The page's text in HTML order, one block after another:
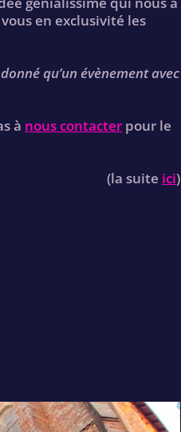
en exclusivité les
qu’un évènement avec
à nous contacter pour le
(la suite ici)